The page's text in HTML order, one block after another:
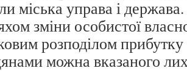
міська управа і держава.
зміни особистої
розподілом
можна вказаного